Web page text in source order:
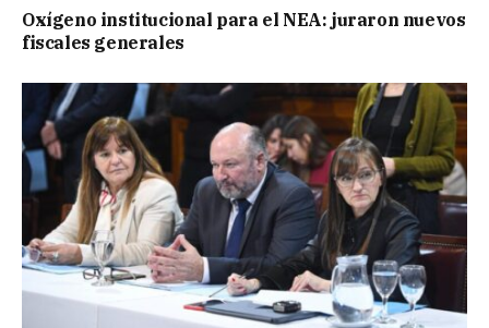
Oxígeno institucional para el NEA: juraron nuevos
fiscales generales